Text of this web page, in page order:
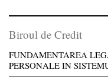
Biroul de Credit
FUNDAMENTAREA
PERSONALE IN